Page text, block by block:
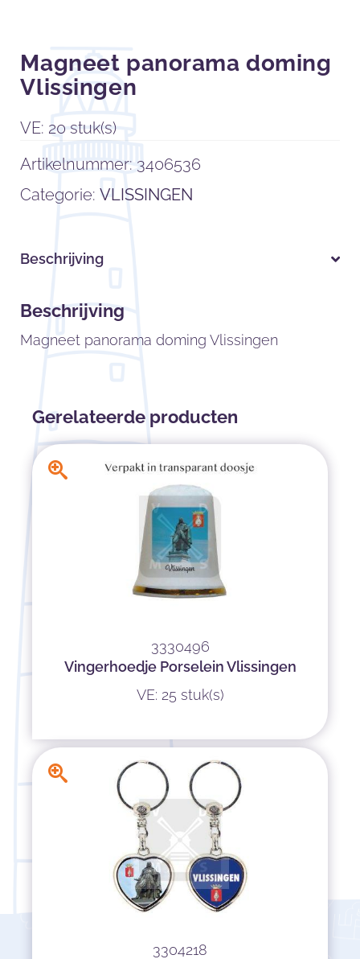
Magneet panorama doming
Vlissingen
VE: 20 stuk(s)
Artikelnummer: 3406536
Categorie:VLISSINGEN
Beschrijving
Beschrijving
Magneet panorama doming Vlissingen
Gerelateerde producten
3330496
Vingerhoedje Porselein Vlissingen
VE: 25 stuk(s)
3304218